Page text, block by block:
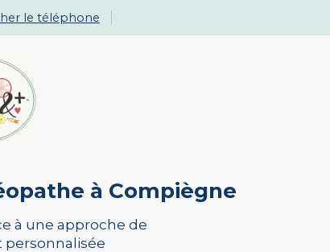
le téléphone
à Compiègne
à une approche de
personnalisée